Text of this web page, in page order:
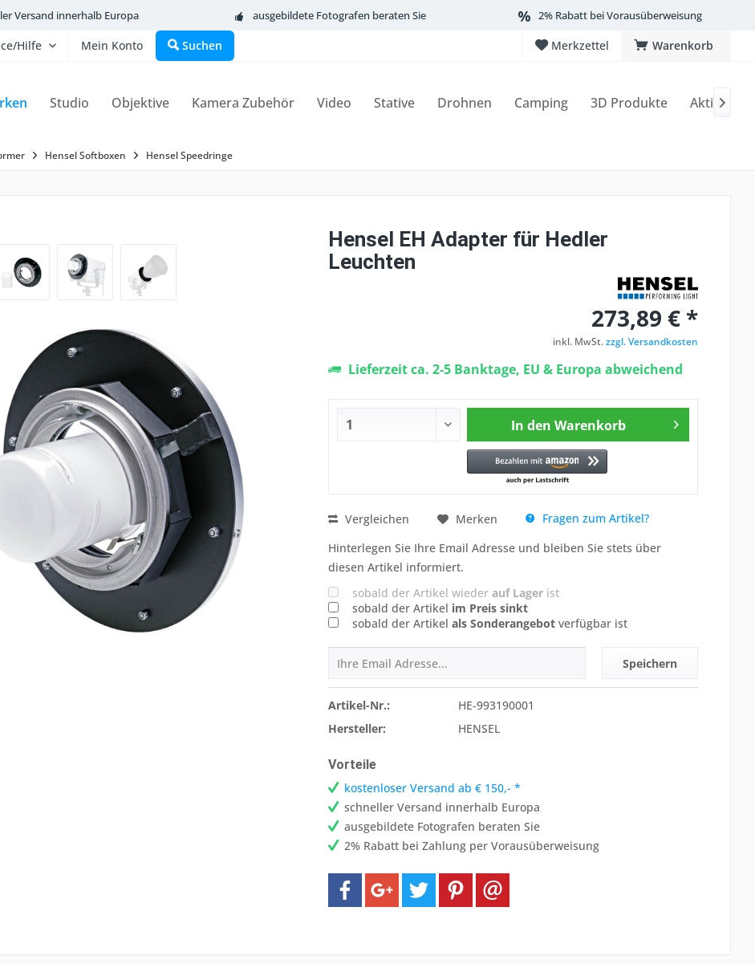
Versand innerhalb Europa ausgebildete Fotografen beraten Sie 2% Rabatt bei Vorausüberweisung
Warenkorb
Merkzettel
Hilfe Mein Konto Suchen
Studio Objektive Kamera Zubehör Video Stative Drohnen Camping 3D Produkte Aktionen

Hensel Softboxen Hensel Speedringe
Hensel EH Adapter für Hedler
Leuchten
273,89 € *
inkl. MwSt.zzgl. Versandkosten
Lieferzeit ca. 2-5 Banktage, EU & Europa abweichend
In den Warenkorb
Vergleichen Merken
Fragen zum Artikel?
Hinterlegen Sie Ihre Email Adresse und bleiben Sie stets über
diesen Artikel informiert.
sobald der Artikel wieder auf Lagerist
sobald der Artikel im Preis sinkt
sobald der Artikel als Sonderangebotverfügbar ist
Speichern
Artikel-Nr.:
HE-993190001
Hersteller:
HENSEL
Vorteile
kostenloser Versand ab € 150,- *
schneller Versand innerhalb Europa
ausgebildete Fotografen beraten Sie
2% Rabatt bei Zahlung per Vorausüberweisung